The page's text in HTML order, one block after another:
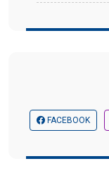
FACEBOOK